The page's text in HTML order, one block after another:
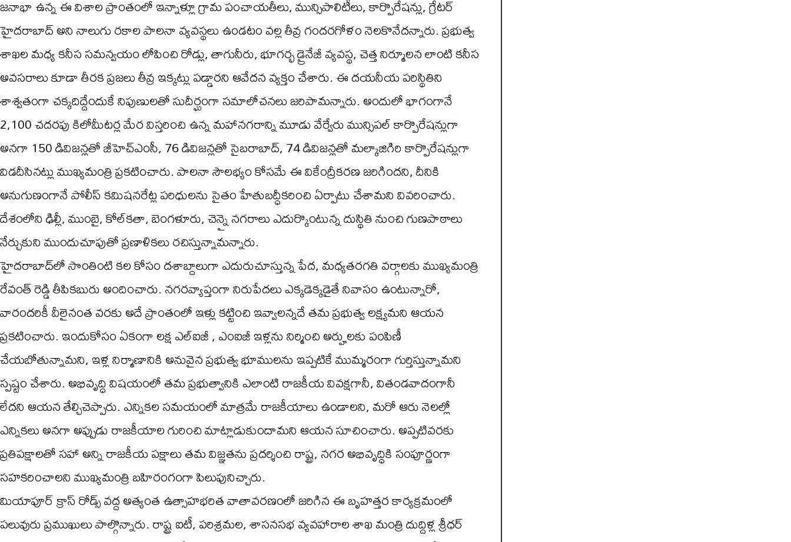
జనాభా ఉన్న ఈ విశాల ప్రాంతంలో ఇన్నాళ్లూ గ్రామ పంచాయతీలు, మున్సిపాలిటీలు, కార్పొరేషన్లు, గ్రేటర్
హైదరాబాద్ అని నాలుగు రకాల పాలనా వ్యవస్థలు ఉండటం వల్ల తీవ్ర గందరగోళం నెలకొనేదన్నారు. ప్రభుత్వ
శాఖల మధ్య కనీస సమన్వయం లోపించి రోడ్లు, తాగునీరు, భూగర్భ డ్రైనేజీ వ్యవస్థ, చెత్త నిర్మూలన లాంటి కనీస
అవసరాలు కూడా తీరక ప్రజలు తీవ్ర ఇక్కట్లు పడ్డారని ఆవేదన వ్యక్తం చేశారు. ఈ దయనీయ పరిస్థితిని
శాశ్వతంగా చక్కదిద్దేందుకే నిపుణులతో సుదీర్ఘంగా సమాలోచనలు జరిపామన్నారు. అందులో భాగంగానే
2,100 చదరపు కిలోమీటర్ల మేర విస్తరించి ఉన్న మహానగరాన్ని మూడు వేర్వేరు మున్సిపల్ కార్పొరేషన్లుగా
అనగా 150 డివిజన్లతో జీహెచ్ఎంసీ, 76 డివిజన్లతో సైబరాబాద్, 74 డివిజన్లతో మల్కాజిగిరి కార్పొరేషన్లుగా
విడదీసినట్లు ముఖ్యమంత్రి ప్రకటించారు. పాలనా సౌలభ్యం కోసమే ఈ వికేంద్రీకరణ జరిగిందని, దీనికి
అనుగుణంగానే పోలీస్ కమిషనరేట్ల పరిధులను సైతం హేతుబద్ధీకరించి ఏర్పాటు చేశామని వివరించారు.
దేశంలోని ఢిల్లీ, ముంబై, కోల్‌కతా, బెంగళూరు, చెన్నై నగరాలు ఎదుర్కొంటున్న దుస్థితి నుంచి గుణపాఠాలు
నేర్చుకుని ముందుచూపుతో ప్రణాళికలు రచిస్తున్నామన్నారు.
హైదరాబాద్‌లో సొంతింటి కల కోసం దశాబ్దాలుగా ఎదురుచూస్తున్న పేద, మధ్యతరగతి వర్గాలకు ముఖ్యమంత్రి
రేవంత్ రెడ్డి తీపికబురు అందించారు. నగరవ్యాప్తంగా నిరుపేదలు ఎక్కడెక్కడైతే నివాసం ఉంటున్నారో,
వారందరికీ వీలైనంత వరకు అదే ప్రాంతంలో ఇళ్లు కట్టించి ఇవ్వాలన్నదే తమ ప్రభుత్వ లక్ష్యమని ఆయన
ప్రకటించారు. ఇందుకోసం ఏకంగా లక్ష ఎల్ఐజీ , ఎంఐజీ ఇళ్లను నిర్మించి అర్హులకు పంపిణీ
చేయబోతున్నామని, ఇళ్ల నిర్మాణానికి అనువైన ప్రభుత్వ భూములను ఇప్పటికే ముమ్మరంగా గుర్తిస్తున్నామని
స్పష్టం చేశారు. అభివృద్ధి విషయంలో తమ ప్రభుత్వానికి ఎలాంటి రాజకీయ వివక్షగానీ, వితండవాదంగానీ
లేదని ఆయన తేల్చిచెప్పారు. ఎన్నికల సమయంలో మాత్రమే రాజకీయాలు ఉండాలని, మరో ఆరు నెలల్లో
ఎన్నికలు అనగా అప్పుడు రాజకీయాల గురించి మాట్లాడుకుందామని ఆయన సూచించారు. అప్పటివరకు
ప్రతిపక్షాలతో సహా అన్ని రాజకీయ పక్షాలు తమ విజ్ఞతను ప్రదర్శించి రాష్ట్ర, నగర అభివృద్ధికి సంపూర్ణంగా
సహకరించాలని ముఖ్యమంత్రి బహిరంగంగా పిలుపునిచ్చారు.
మియాపూర్ క్రాస్ రోడ్స్ వద్ద అత్యంత ఉత్సాహభరిత వాతావరణంలో జరిగిన ఈ బృహత్తర కార్యక్రమంలో
పలువురు ప్రముఖులు పాల్గొన్నారు. రాష్ట్ర ఐటీ, పరిశ్రమల, శాసనసభ వ్యవహారాల శాఖ మంత్రి దుద్దిళ్ల శ్రీధర్